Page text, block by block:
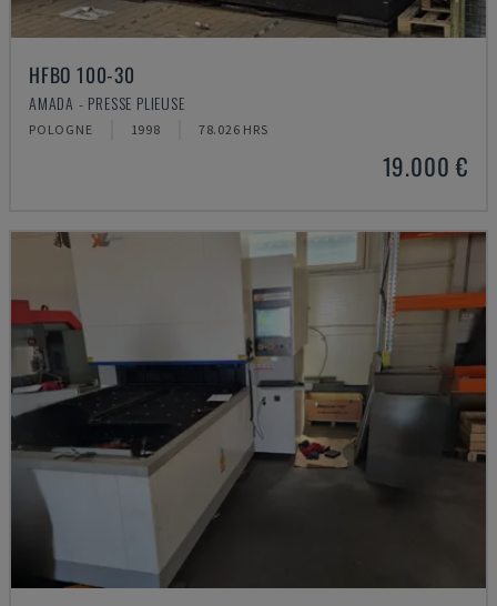
HFBO 100-30
AMADA - PRESSE PLIEUSE
POLOGNE 1998 78.026 HRS
19.000 €